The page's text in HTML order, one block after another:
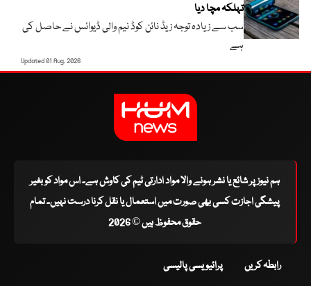
تہلکہ مچا دیا
سب سے زیادہ توجہ زیڈ نائن کوڈ نیم والی ڈیوائس نے حاصل کی
ہے
Updated 01 Aug, 2026
ہم نیوز پر شائع یا نشر ہونے والا مواد ادارتی ٹیم کی کاوش ہے۔ اس مواد کو بغیر
پیشگی اجازت کسی بھی صورت میں استعمال یا نقل کرنا درست نہیں۔ تمام
حقوق محفوظ ہیں © 2026
رابطہ کریں پرائیویسی پالیسی